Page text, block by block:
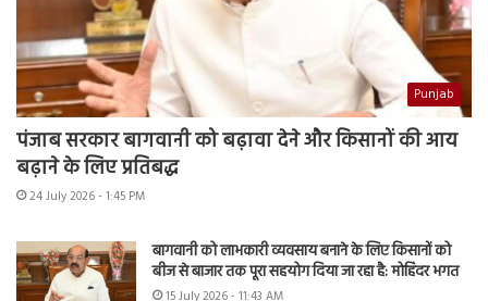
Punjab
पंजाब सरकार बागवानी को बढ़ावा देने और किसानों की आय
बढ़ाने के लिए प्रतिबद्ध
24 July 2026 - 1:45 PM
बागवानी को लाभकारी व्यवसाय बनाने के लिए किसानों को
बीज से बाजार तक पूरा सहयोग दिया जा रहा है: मोहिंदर भगत
15 July 2026 - 11:43 AM